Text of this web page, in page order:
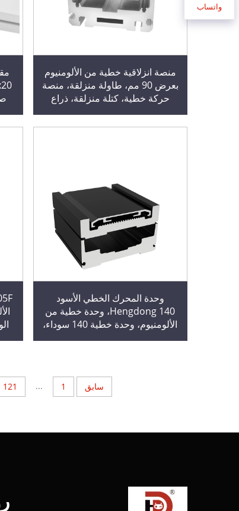
منصة انزلاقية خطية من الألومنيوم
بعرض 90 مم، طاولة منزلقة، منصة
حركة خطية، كتلة منزلقة، ذراع
ميكانيكي
وحدة المحرك الخطي الأسود
Hengdong 140، وحدة خطية من
الألومنيوم، وحدة خطية 140 سوداء،
سابق 1
...
121
واتساب